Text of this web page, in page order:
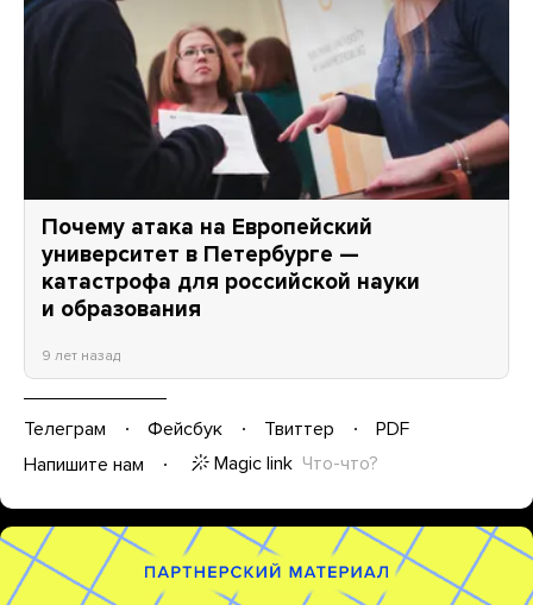
Почему атака на Европейский
университет в Петербурге —
катастрофа для российской науки
и образования
9 лет назад
Телеграм Фейсбук Твиттер
PDF
Напишите нам
Magic link Что-что?